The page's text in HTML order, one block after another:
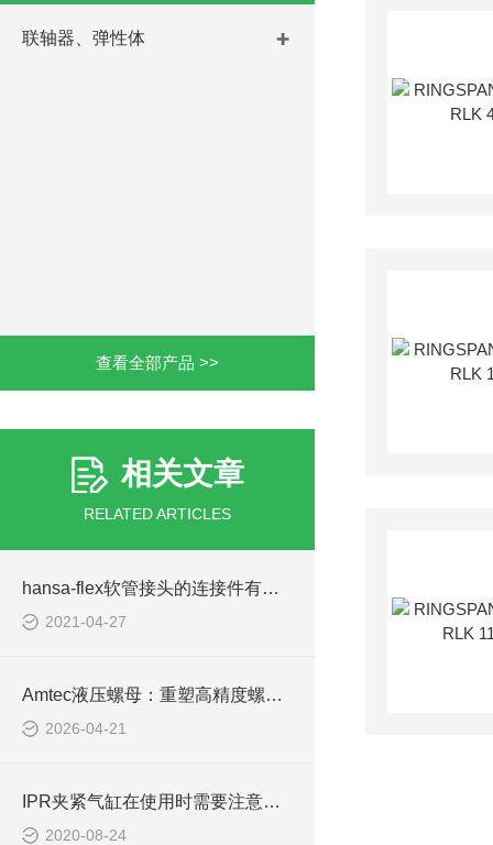
联轴器、弹性体
查看全部产品 >>
相关文章
RELATED ARTICLES
hansa-flex软管接头的连接件有以下四种形式
2021-04-27
Amtec液压螺母：重塑高精度螺栓预紧的工业标准
2026-04-21
IPR夹紧气缸在使用时需要注意哪些事项？
2020-08-24